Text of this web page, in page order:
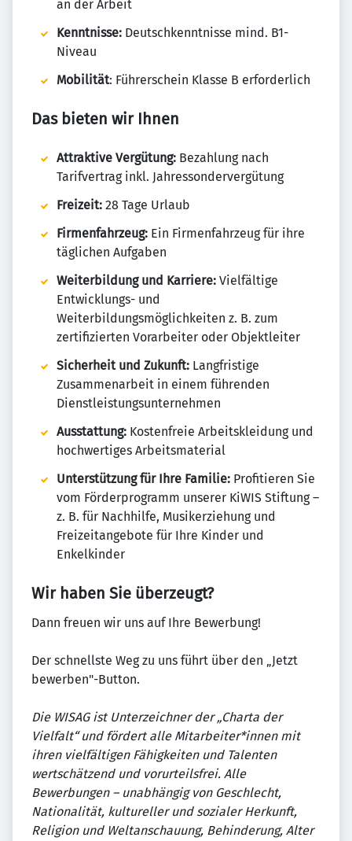
an der Arbeit
Kenntnisse: Deutschkenntnisse mind. B1-
Niveau
Mobilität: Führerschein Klasse B erforderlich
Das bieten wir Ihnen
Attraktive Vergütung: Bezahlung nach
Tarifvertrag inkl. Jahressondervergütung
Freizeit: 28 Tage Urlaub
Firmenfahrzeug: Ein Firmenfahrzeug für ihre
täglichen Aufgaben
Weiterbildung und Karriere: Vielfältige
Entwicklungs- und
Weiterbildungsmöglichkeiten z. B. zum
zertifizierten Vorarbeiter oder Objektleiter
Sicherheit und Zukunft: Langfristige
Zusammenarbeit in einem führenden
Dienstleistungsunternehmen
Ausstattung: Kostenfreie Arbeitskleidung und
hochwertiges Arbeitsmaterial
Unterstützung für Ihre Familie: Profitieren Sie
vom Förderprogramm unserer KiWIS Stiftung –
z. B. für Nachhilfe, Musikerziehung und
Freizeitangebote für Ihre Kinder und
Enkelkinder
Wir haben Sie überzeugt?
Dann freuen wir uns auf Ihre Bewerbung!
Der schnellste Weg zu uns führt über den „Jetzt
bewerben"-Button.
Die WISAG ist Unterzeichner der „Charta der
Vielfalt“ und fördert alle Mitarbeiter*innen mit
ihren vielfältigen Fähigkeiten und Talenten
wertschätzend und vorurteilsfrei. Alle
Bewerbungen – unabhängig von Geschlecht,
Nationalität, kultureller und sozialer Herkunft,
Religion und Weltanschauung, Behinderung, Alter